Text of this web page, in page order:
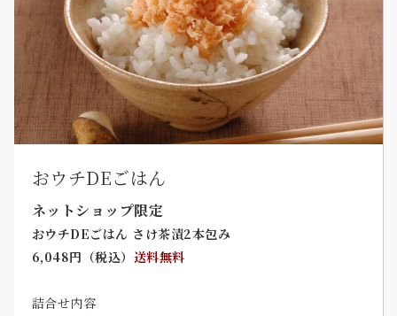
おウチDEごはん
ネットショップ限定
おウチDEごはん さけ茶漬2本包み
6,048円（税込） 送料無料
詰合せ内容